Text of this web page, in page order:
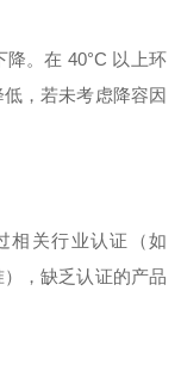
。在 40°C 以上环
，若未考虑降容因
相关行业认证（如
，缺乏认证的产品